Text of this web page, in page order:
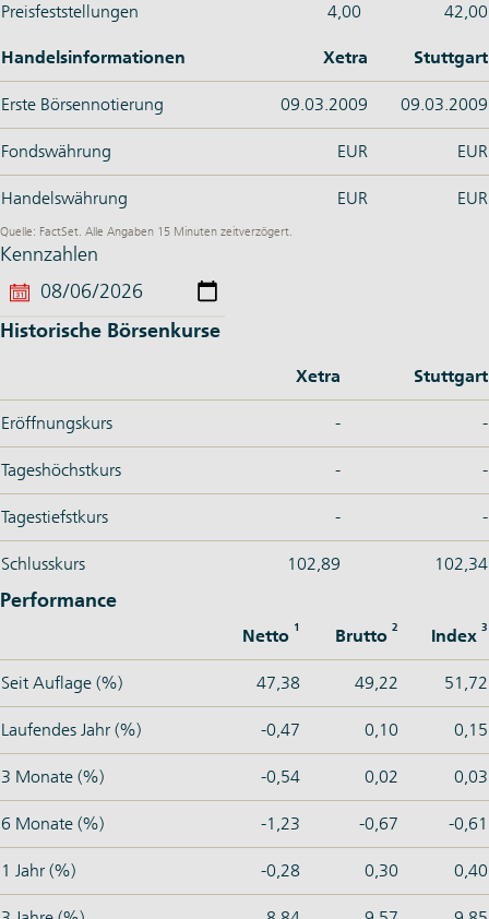
Preisfeststellungen 4,00 42,00
Handelsinformationen Xetra Stuttgart
Erste Börsennotierung 09.03.2009 09.03.2009
Fondswährung EUR EUR
Handelswährung EUR EUR
Quelle: FactSet. Alle Angaben 15 Minuten zeitverzögert.
Kennzahlen
Historische Börsenkurse
Xetra Stuttgart
Eröffnungskurs - -
Tageshöchstkurs - -
Tagestiefstkurs - -
Schlusskurs 102,89 102,34
Performance
Netto 1 Brutto 2 Index 3
Seit Auflage (%) 47,38 49,22 51,72
Laufendes Jahr (%) -0,47 0,10 0,15
3 Monate (%) -0,54 0,02 0,03
6 Monate (%) -1,23 -0,67 -0,61
1 Jahr (%) -0,28 0,30 0,40